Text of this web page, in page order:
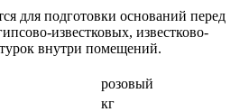
для подготовки оснований перед
известковых, известково-
внутри помещений.
розовый
кг